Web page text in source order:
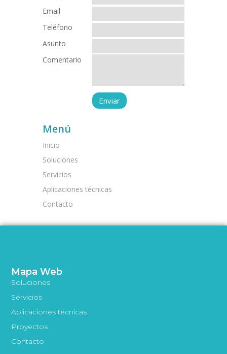
Email
Teléfono
Asunto
Comentario
Menú
Inicio
Soluciones
Servicios
Aplicaciones técnicas
Contacto
Mapa Web
Soluciones
Servicios
Aplicaciones técnicas
Proyectos
Contacto